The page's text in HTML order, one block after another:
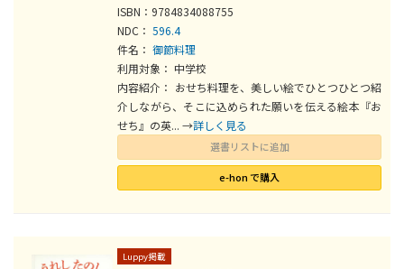
ISBN：9784834088755
NDC： 596.4
件名： 御節料理
利用対象： 中学校
内容紹介： おせち料理を、美しい絵でひとつひとつ紹
介しながら、そこに込められた願いを伝える絵本『お
せち』の英... →詳しく見る
選書リストに追加
e-hon で購入
Luppy掲載